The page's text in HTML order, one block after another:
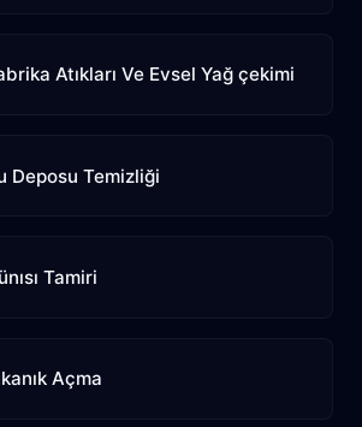
Atıkları Ve Evsel Yağ çekimi
Deposu Temizliği
Tamiri
Açma